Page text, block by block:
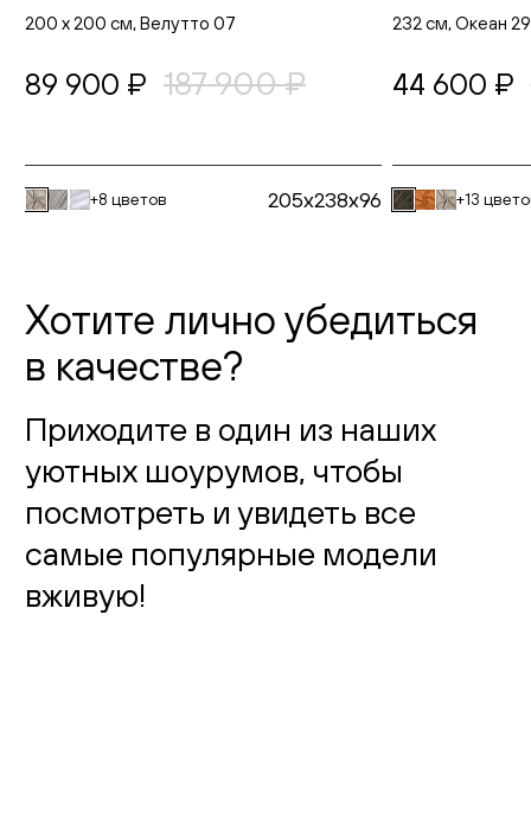
200 х 200 см, Велутто 07
89 900 ₽ 187 900 ₽
+8 цветов 205x238x96
232 см, Океан
44 600 ₽
+13
Хотите лично убедиться
в качестве?
Приходите в один из наших
уютных шоурумов, чтобы
посмотреть и увидеть все
самые популярные модели
вживую!